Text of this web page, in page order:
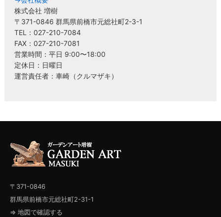
株式会社 増樹
〒371-0846 群馬県前橋市元総社町2-3-1
TEL：027-210-7084
FAX：027-210-7081
営業時間：平日 9:00〜18:00
定休日：日曜日
運営責任者：車崎（クルマザキ）
〒371-0846
群馬県前橋市元総社町2-31-1
⇒ 地図で確認する